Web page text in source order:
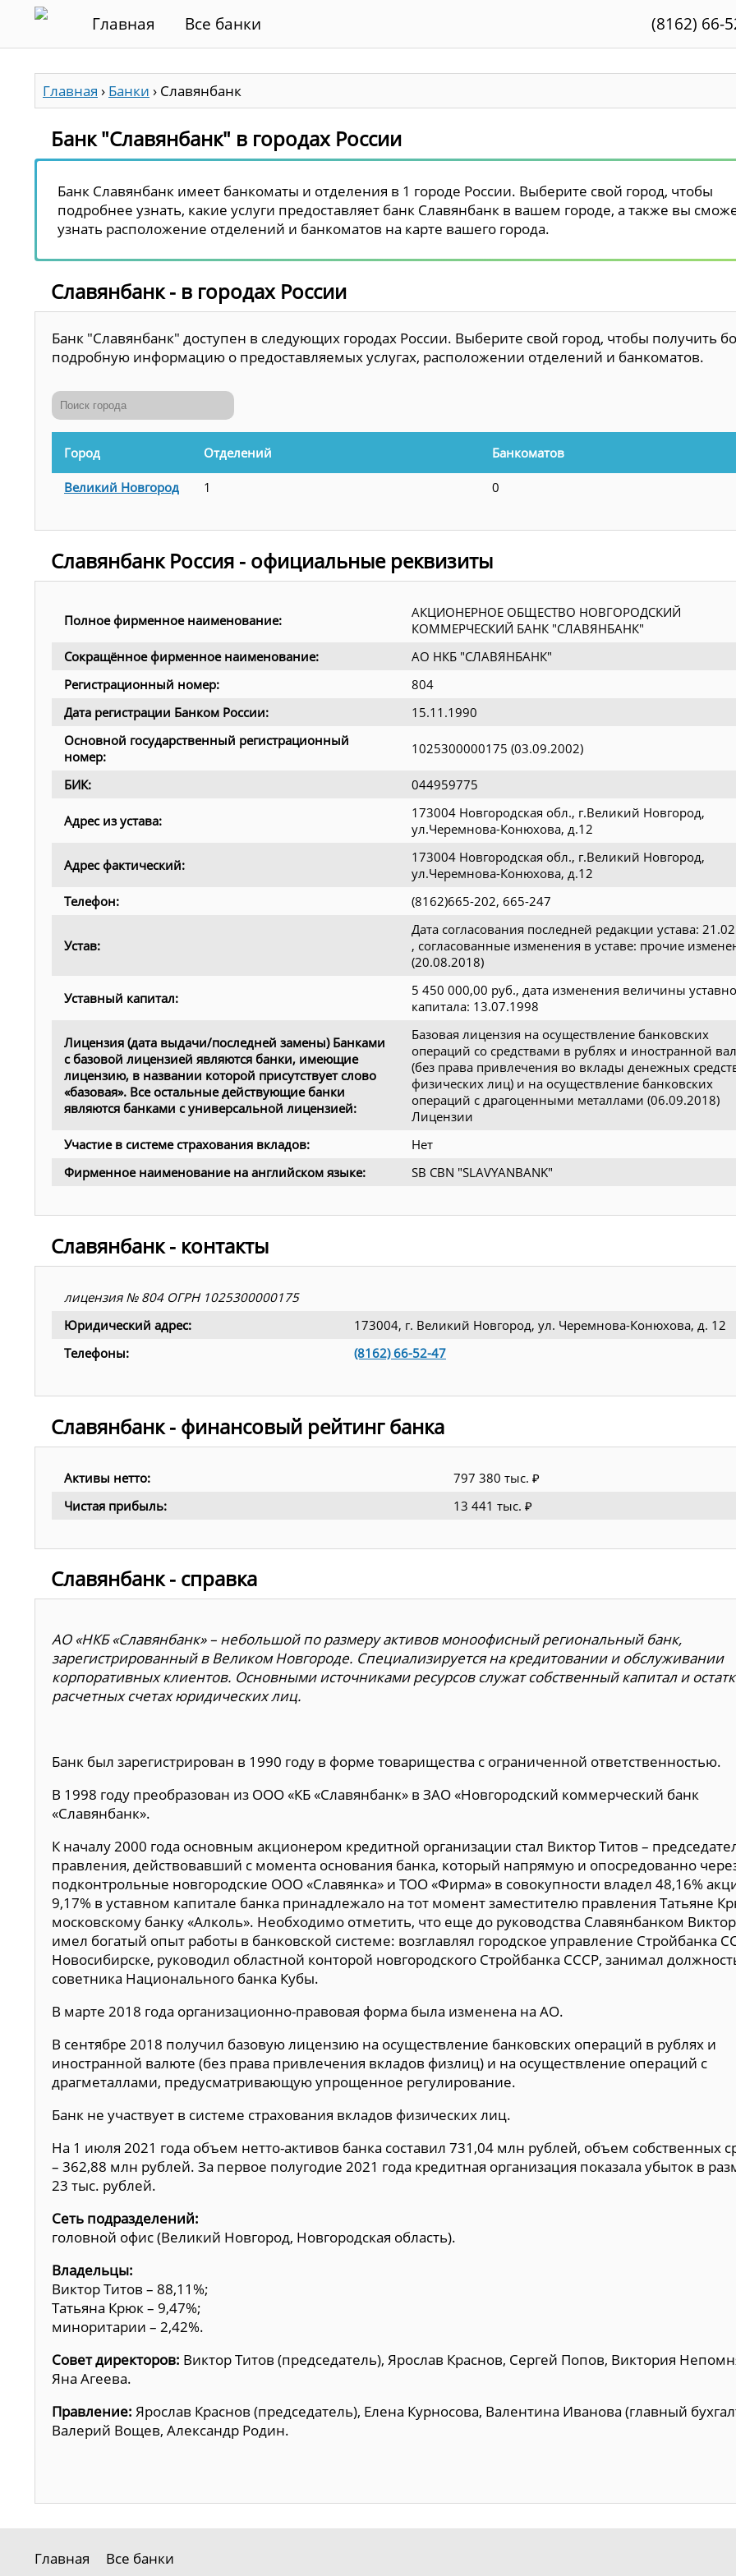
Главная Все банки (8162) 66-
Главная › Банки › Славянбанк
Банк "Славянбанк" в городах России
Банк Славянбанк имеет банкоматы и отделения в 1 городе России. Выберите свой город, чтобы
подробнее узнать, какие услуги предоставляет банк Славянбанк в вашем городе, а также вы
узнать расположение отделений и банкоматов на карте вашего города.
Славянбанк - в городах России
Банк "Славянбанк" доступен в следующих городах России. Выберите свой город, чтобы получить
подробную информацию о предоставляемых услугах, расположении отделений и банкоматов.
Город Отделений Банкоматов
Великий Новгород 1 0
Славянбанк Россия - официальные реквизиты
Полное фирменное наименование:
АКЦИОНЕРНОЕ ОБЩЕСТВО НОВГОРОДСКИЙ
КОММЕРЧЕСКИЙ БАНК "СЛАВЯНБАНК"
Сокращённое фирменное наименование:
АО НКБ "СЛАВЯНБАНК"
Регистрационный номер:
804
Дата регистрации Банком России:
15.11.1990
Основной государственный регистрационный
номер:
1025300000175 (03.09.2002)
БИК: 044959775
Адрес из устава:
173004 Новгородская обл., г.Великий Новгород,
ул.Черемнова-Конюхова, д.12
Адрес фактический:
173004 Новгородская обл., г.Великий Новгород,
ул.Черемнова-Конюхова, д.12
Телефон:
(8162)665-202, 665-247
Устав:
Дата согласования последней редакции устава:
, cогласованные изменения в уставe: прочие
(20.08.2018)
Уставный капитал:
5 450 000,00 руб., дата изменения величины
капитала: 13.07.1998
Лицензия (дата выдачи/последней замены) Банками
с базовой лицензией являются банки, имеющие
лицензию, в названии которой присутствует слово
«базовая». Все остальные действующие банки
являются банками с универсальной лицензией:
Базовая лицензия на осуществление банковских
операций со средствами в рублях и иностранной
(без права привлечения во вклады денежных
физических лиц) и на осуществление банковских
операций с драгоценными металлами (06.09.2018)
Лицензии
Участие в системе страхования вкладов:
Нет
Фирменное наименование на английском языке:
SB CBN "SLAVYANBANK"
Славянбанк - контакты
лицензия № 804 ОГРН 1025300000175
Юридический адрес:
173004, г. Великий Новгород, ул. Черемнова-Конюхова, д. 12
Телефоны:
(8162) 66-52-47
Славянбанк - финансовый рейтинг банка
Активы нетто:
797 380 тыс. ₽
Чистая прибыль:
13 441 тыс. ₽
Славянбанк - справка
АО «НКБ «Славянбанк» – небольшой по размеру активов моноофисный региональный банк,
зарегистрированный в Великом Новгороде. Специализируется на кредитовании и обслуживании
корпоративных клиентов. Основными источниками ресурсов служат собственный капитал и
расчетных счетах юридических лиц.
Банк был зарегистрирован в 1990 году в форме товарищества с ограниченной ответственностью.
В 1998 году преобразован из ООО «КБ «Славянбанк» в ЗАО «Новгородский коммерческий банк
«Славянбанк».
К началу 2000 года основным акционером кредитной организации стал Виктор Титов –
правления, действовавший с момента основания банка, который напрямую и опосредованно
подконтрольные новгородские ООО «Славянка» и ТОО «Фирма» в совокупности владел 48,16%
9,17% в уставном капитале банка принадлежало на тот момент заместителю правления Татьяне
московскому банку «Алколь». Необходимо отметить, что еще до руководства Славянбанком
имел богатый опыт работы в банковской системе: возглавлял городское управление Стройбанка
Новосибирске, руководил областной конторой новгородского Стройбанка СССР, занимал
советника Национального банка Кубы.
В марте 2018 года организационно-правовая форма была изменена на АО.
В сентябре 2018 получил базовую лицензию на осуществление банковских операций в рублях и
иностранной валюте (без права привлечения вкладов физлиц) и на осуществление операций с
драгметаллами, предусматривающую упрощенное регулирование.
Банк не участвует в системе страхования вкладов физических лиц.
На 1 июля 2021 года объем нетто-активов банка составил 731,04 млн рублей, объем собственных
– 362,88 млн рублей. За первое полугодие 2021 года кредитная организация показала убыток в
23 тыс. рублей.
Сеть подразделений:
головной офис (Великий Новгород, Новгородская область).
Владельцы:
Виктор Титов – 88,11%;
Татьяна Крюк – 9,47%;
миноритарии – 2,42%.
Совет директоров: Виктор Титов (председатель), Ярослав Краснов, Сергей Попов, Виктория
Яна Агеева.
Правление: Ярослав Краснов (председатель), Елена Курносова, Валентина Иванова (главный
Валерий Вощев, Александр Родин.
Главная Все банки